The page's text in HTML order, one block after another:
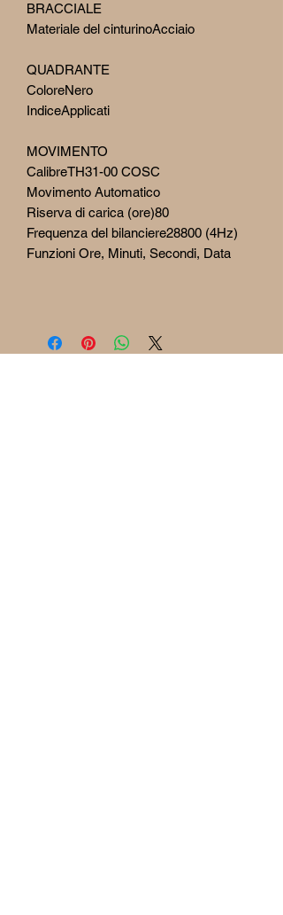
BRACCIALE
Materiale del cinturinoAcciaio
QUADRANTE
ColoreNero
IndiceApplicati
MOVIMENTO
CalibreTH31-00 COSC
Movimento Automatico
Riserva di carica (ore)80
Frequenza del bilanciere28800 (4Hz)
Funzioni Ore, Minuti, Secondi, Data